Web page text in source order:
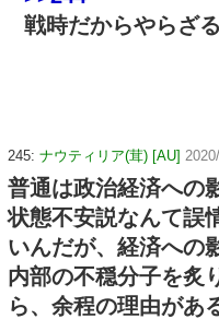
戦時だからやらざ
245: ナウティリア(茸) [AU]
普通は政治経済への
状態不安説なんて誤
いんだが、経済への
内部の不穏分子を炙
ら、余程の理由があ